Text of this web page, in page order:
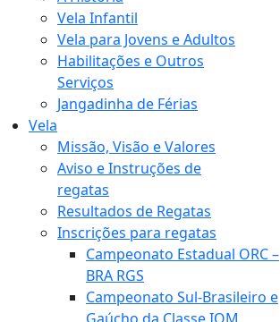
Vela Infantil
Vela para Jovens e Adultos
Habilitações e Outros
Serviços
Jangadinha de Férias
Vela
Missão, Visão e Valores
Aviso e Instruções de
regatas
Resultados de Regatas
Inscrições para regatas
Campeonato Estadual ORC –
BRA RGS
Campeonato Sul-Brasileiro e